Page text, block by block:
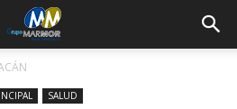
SALUD